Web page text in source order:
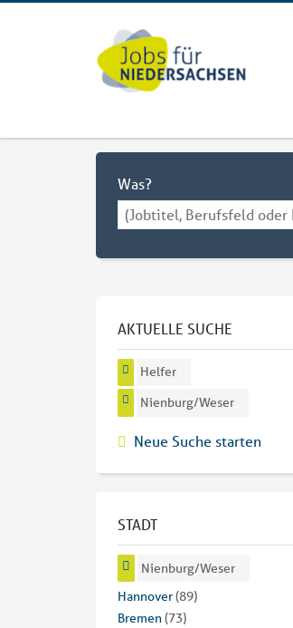
Was?
AKTUELLE SUCHE
Helfer
Nienburg/Weser
Neue Suche starten
STADT
Nienburg/Weser
Hannover(89)
Bremen(73)